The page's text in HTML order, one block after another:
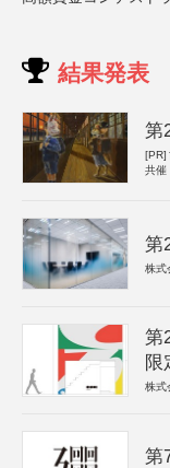
結果発表
第
[PR]
共催
第
株式
第
限
株式
第